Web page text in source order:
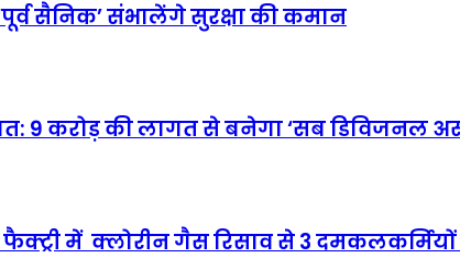
सैनिक’ संभालेंगे सुरक्षा की कमान
9 करोड़ की लागत से बनेगा ‘सब डिविजनल
में क्लोरीन गैस रिसाव से 3 दमकलकर्मियों